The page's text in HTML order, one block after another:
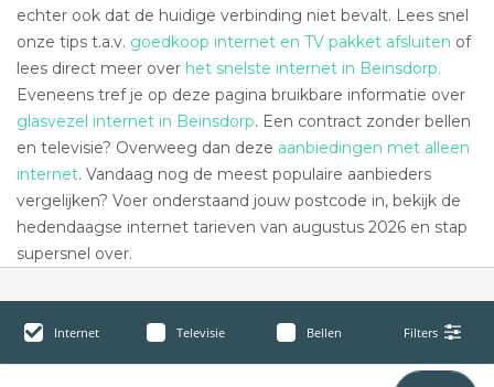
echter ook dat de huidige verbinding niet bevalt. Lees snel
onze tips t.a.v. goedkoop internet en TV pakket afsluiten of
lees direct meer over het snelste internet in Beinsdorp.
Eveneens tref je op deze pagina bruikbare informatie over
glasvezel internet in Beinsdorp. Een contract zonder bellen
en televisie? Overweeg dan deze aanbiedingen met alleen
internet. Vandaag nog de meest populaire aanbieders
vergelijken? Voer onderstaand jouw postcode in, bekijk de
hedendaagse internet tarieven van augustus 2026 en stap
supersnel over.
Internet Televisie Bellen Filters